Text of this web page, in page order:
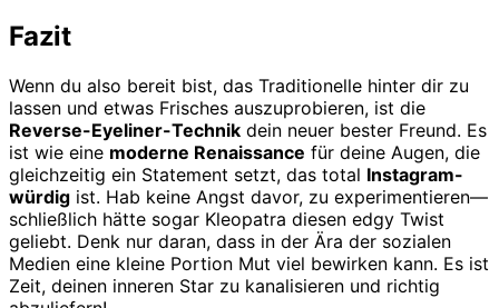
Fazit
Wenn du also bereit bist, das Traditionelle hinter dir zu
lassen und etwas Frisches auszuprobieren, ist die
Reverse-Eyeliner-Technik dein neuer bester Freund. Es
ist wie eine moderne Renaissance für deine Augen, die
gleichzeitig ein Statement setzt, das total Instagram-
würdig ist. Hab keine Angst davor, zu experimentieren—
schließlich hätte sogar Kleopatra diesen edgy Twist
geliebt. Denk nur daran, dass in der Ära der sozialen
Medien eine kleine Portion Mut viel bewirken kann. Es ist
Zeit, deinen inneren Star zu kanalisieren und richtig